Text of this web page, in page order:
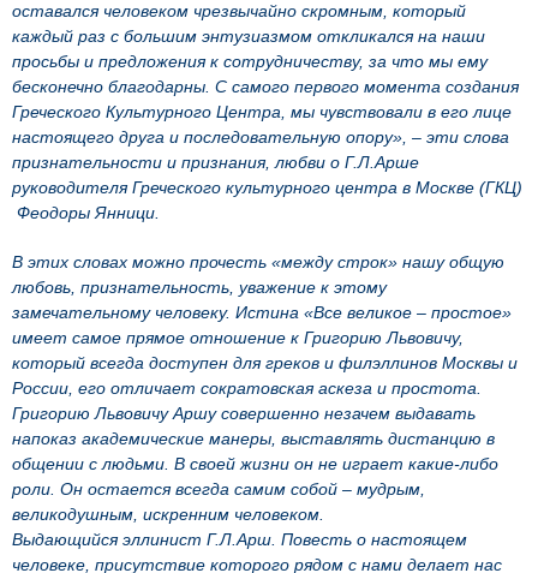
оставался человеком чрезвычайно скромным, который
каждый раз с большим энтузиазмом откликался на наши
просьбы и предложения к сотрудничеству, за что мы ему
бесконечно благодарны. С самого первого момента создания
Греческого Культурного Центра, мы чувствовали в его лице
настоящего друга и последовательную опору», – эти слова
признательности и признания, любви о Г.Л.Арше
руководителя Греческого культурного центра в Москве (ГКЦ)
Феодоры Янници.
В этих словах можно прочесть «между строк» нашу общую
любовь, признательность, уважение к этому
замечательному человеку. Истина «Все великое – простое»
имеет самое прямое отношение к Григорию Львовичу,
который всегда доступен для греков и филэллинов Москвы и
России, его отличает сократовская аскеза и простота.
Григорию Львовичу Аршу совершенно незачем выдавать
напоказ академические манеры, выставлять дистанцию в
общении с людьми. В своей жизни он не играет какие-либо
роли. Он остается всегда самим собой – мудрым,
великодушным, искренним человеком.
Выдающийся эллинист Г.Л.Арш. Повесть о настоящем
человеке, присутствие которого рядом с нами делает нас